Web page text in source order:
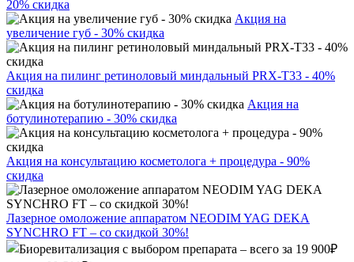
20% скидка
Акция на
увеличение губ - 30% скидка
Акция на пилинг ретиноловый миндальный PRX-T33 - 40%
скидка
Акция на
ботулинотерапию - 30% скидка
Акция на консультацию косметолога + процедура - 90%
скидка
Лазерное омоложение аппаратом NEODIM YAG DEKA
SYNCHRO FT – со скидкой 30%!